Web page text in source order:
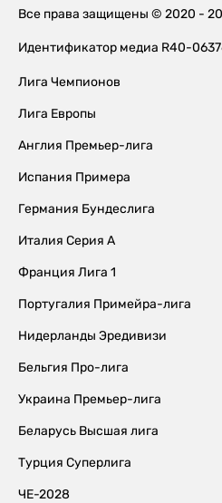
Все права защищены © 2020 -
Идентификатор медиа R40-
Лига Чемпионов
Лига Европы
Англия Премьер-лига
Испания Примера
Германия Бундеслига
Италия Серия А
Франция Лига 1
Португалия Примейра-лига
Нидерланды Эредивизи
Бельгия Про-лига
Украина Премьер-лига
Беларусь Высшая лига
Турция Суперлига
ЧЕ-2028